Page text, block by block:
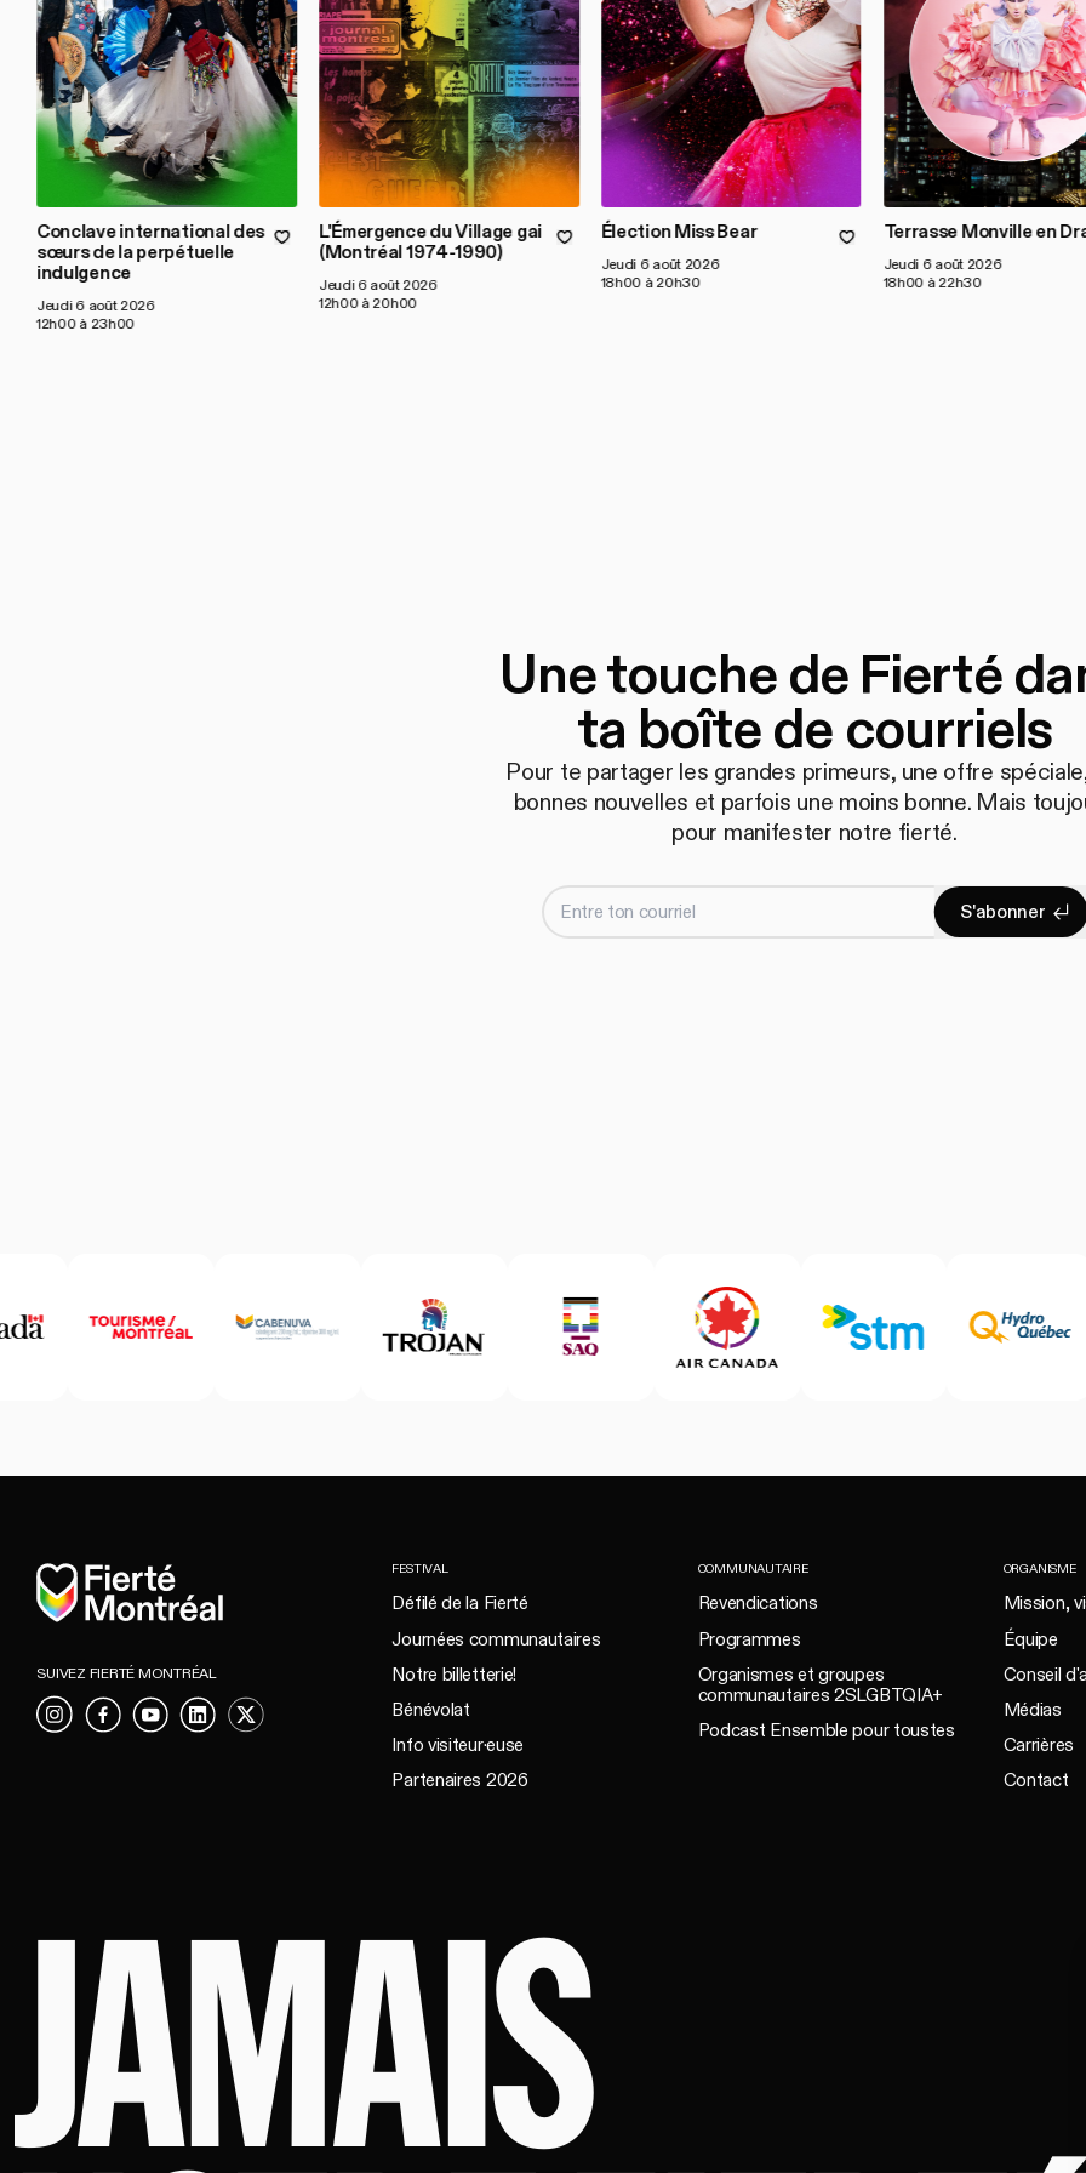
Conclave international des
sœurs de la perpétuelle
indulgence
Jeudi 6 août 2026
12h00 à 23h00
L'Émergence du Village gai
(Montréal 1974-1990)
Jeudi 6 août 2026
12h00 à 20h00
Élection Miss Bear
Jeudi 6 août 2026
18h00 à 20h30
Terrasse Monville en
Jeudi 6 août 2026
18h00 à 22h30
Une touche de Fierté
ta boîte de courriels
Pour te partager les grandes primeurs, une offre
bonnes nouvelles et parfois une moins bonne. Mais
pour manifester notre fierté.
Entre ton courriel S'abonner
S'abonner
Accueil
SUIVEZ FIERTÉ MONTRÉAL
InstagramFacebookYouTubeLinkedIn
X
FESTIVAL
Défilé de la Fierté
Journées communautaires
Notre billetterie!
Bénévolat
Info visiteur·euse
Partenaires 2026
COMMUNAUTAIRE
Revendications
Programmes
Organismes et groupes
communautaires 2SLGBTQIA+
Podcast Ensemble pour toustes
ORGANISME
Mission,
Équipe
Conseil
Médias
Carrières
Contact
JAMAIS